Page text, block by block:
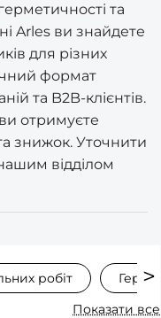
та
Arles ви знайдете
для різних
формат
та B2B-клієнтів.
отримуєте
знижок. Уточнити
відділом
робіт
Показати все